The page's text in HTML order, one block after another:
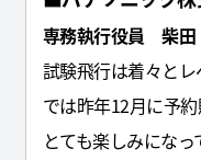
専務執行役員 柴
試験飛行は着々と
では昨年12月に予
とても楽しみにな